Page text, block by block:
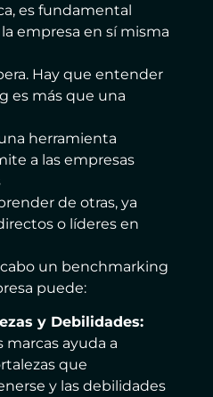
es fundamental
empresa en sí misma
Hay que entender
es más que una
herramienta
a las empresas
de otras, ya
o líderes en
un benchmarking
puede:
y Debilidades:
marcas ayuda a
que
y las debilidades